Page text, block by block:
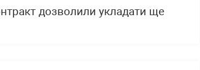
дозволили укладати ще